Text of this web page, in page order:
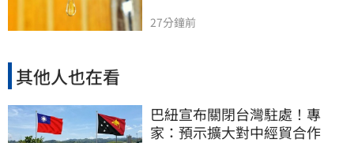
27分鐘前
其他人也在看
巴紐宣布關閉台灣駐處！專
家：預示擴大對中經貿合作